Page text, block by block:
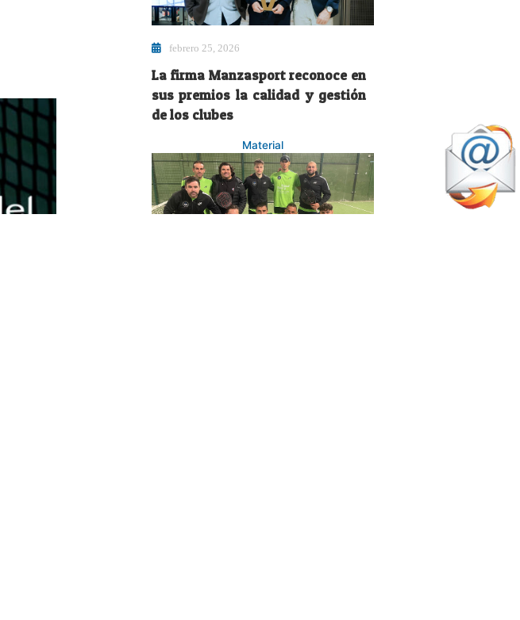
febrero 25, 2026
La firma Manzasport reconoce en
sus premios la calidad y gestión
de los clubes
Material